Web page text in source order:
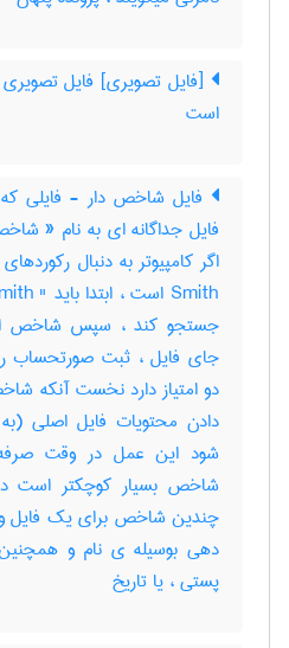
[فایل تصویری] فایل
است
فایل شاخص دار - فایلی
فایل جداگانه ای به نام «
جستجو کند ، سپس شاخص
جای فایل ، ثبت صورتحساب
دو امتیاز دارد نخست آنکه
دادن محتویات فایل اصلی
شود این عمل در وقت
شاخص بسیار کوچکتر است
چندین شاخص برای یک فایل
دهی بوسیله ی نام و
پستی ، یا تاریخ